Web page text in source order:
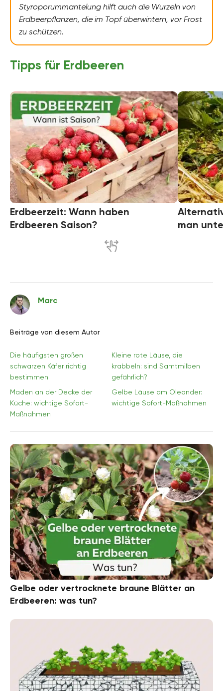
Styroporummantelung hilft auch die Wurzeln von
Erdbeerpflanzen, die im Topf überwintern, vor Frost
zu schützen.
Tipps für Erdbeeren
Erdbeerzeit: Wann haben
Erdbeeren Saison?
man
Marc
Beiträge von diesem Autor
Die häufigsten großen
schwarzen Käfer richtig
bestimmen
Kleine rote Läuse, die
krabbeln: sind Samtmilben
gefährlich?
Maden an der Decke der
Küche: wichtige Sofort-
Maßnahmen
Gelbe Läuse am Oleander:
wichtige Sofort-Maßnahmen
Gelbe oder vertrocknete braune Blätter an
Erdbeeren: was tun?